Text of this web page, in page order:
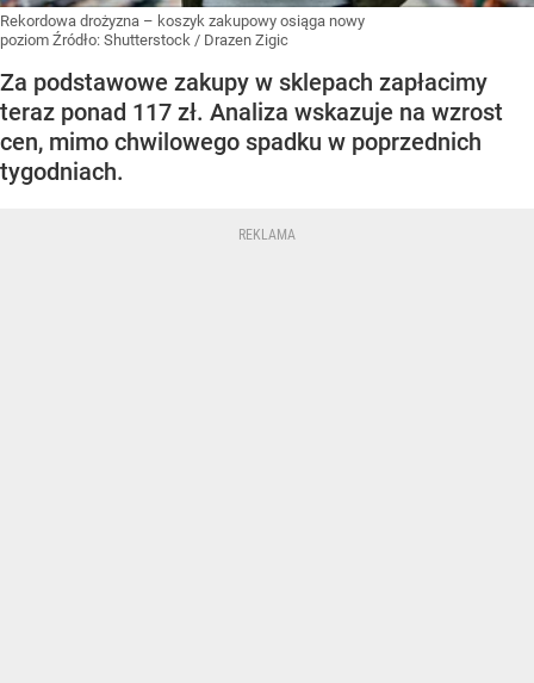
Rekordowa drożyzna – koszyk zakupowy osiąga nowy
poziom Źródło: Shutterstock / Drazen Zigic
Za podstawowe zakupy w sklepach zapłacimy
teraz ponad 117 zł. Analiza wskazuje na wzrost
cen, mimo chwilowego spadku w poprzednich
tygodniach.